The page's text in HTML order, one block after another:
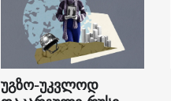
უგზო-უკვლოდ